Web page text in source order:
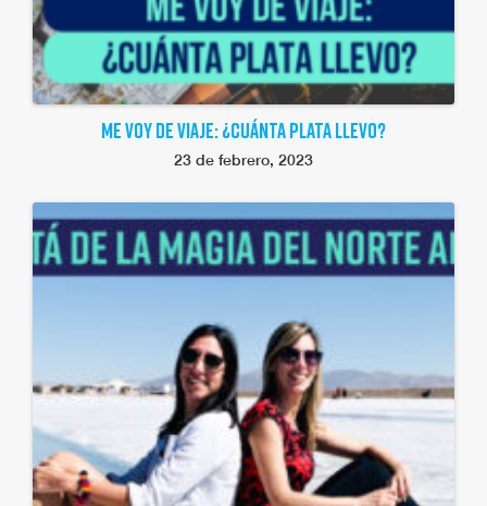
ME VOY DE VIAJE: ¿CUÁNTA PLATA LLEVO?
23 de febrero, 2023